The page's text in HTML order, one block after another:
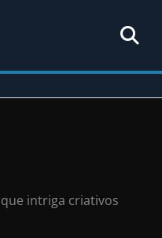
intriga criativos